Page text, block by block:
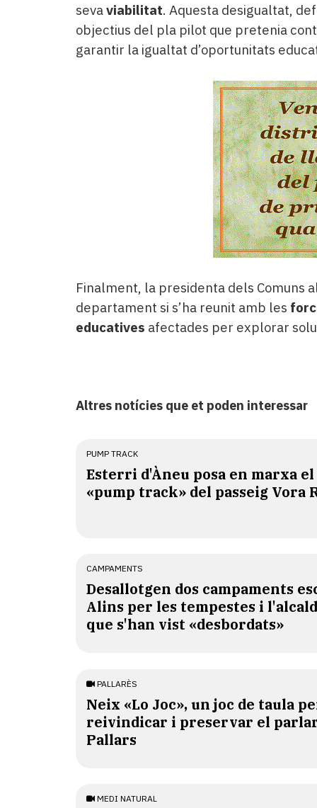
sevaviabilitat. Aquesta desigualtat,
objectius del pla pilot que pretenia
garantir la igualtat d’oportunitats
Finalment, la presidenta dels Comuns
departament si s’ha reunit amb les
educatives afectades per explorar
Altres notícies que et poden interessar
PUMP TRACK
Esterri d'Àneu posa en marxa
«pump track» del passeig Vora
CAMPAMENTS
​Desallotgen dos campaments
Alins per les tempestes i
que s'han vist «desbordats»
PALLARÈS
​Neix «Lo Joc», un joc de taula
reivindicar i preservar el
Pallars
MEDI NATURAL